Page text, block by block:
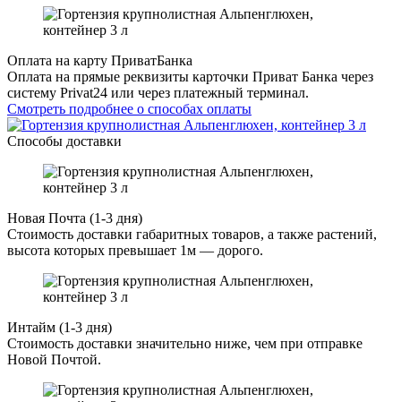
Оплата на карту ПриватБанка
Оплата на прямые реквизиты карточки Приват Банка через
систему Privat24 или через платежный терминал.
Смотреть подробнее о способах оплаты
Способы доставки
Новая Почта (1-3 дня)
Стоимость доставки габаритных товаров, а также растений,
высота которых превышает 1м — дорого.
Интайм (1-3 дня)
Стоимость доставки значительно ниже, чем при отправке
Новой Почтой.